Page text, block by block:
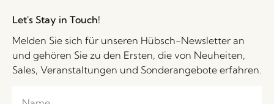
Let's Stay in Touch!
Melden Sie sich für unseren Hübsch-Newsletter an
und gehören Sie zu den Ersten, die von Neuheiten,
Sales, Veranstaltungen und Sonderangebote erfahren.